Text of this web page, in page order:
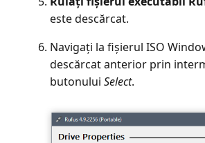
este descărcat.
Navigați la fișierul ISO
descărcat anterior prin
butonului Select.